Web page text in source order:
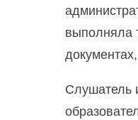
выполняла
Слушатель